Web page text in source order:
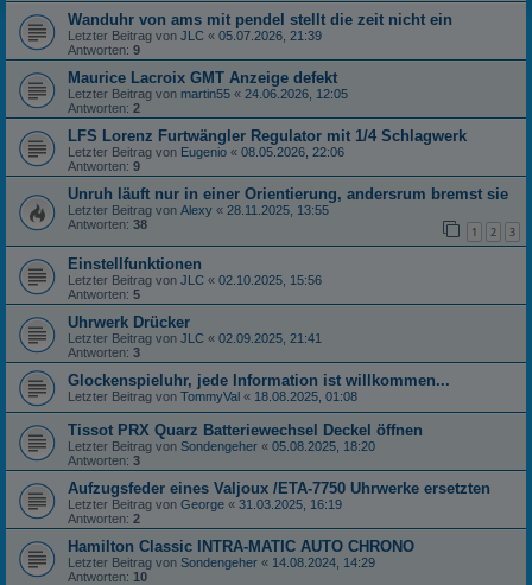
Wanduhr von ams mit pendel stellt die zeit nicht ein
Letzter Beitrag von JLC « 05.07.2026, 21:39
Antworten: 9
Maurice Lacroix GMT Anzeige defekt
Letzter Beitrag von martin55 « 24.06.2026, 12:05
Antworten: 2
LFS Lorenz Furtwängler Regulator mit 1/4 Schlagwerk
Letzter Beitrag von Eugenio « 08.05.2026, 22:06
Antworten: 9
Unruh läuft nur in einer Orientierung, andersrum bremst sie
Letzter Beitrag von Alexy « 28.11.2025, 13:55
Antworten: 38 1 2 3
Einstellfunktionen
Letzter Beitrag von JLC « 02.10.2025, 15:56
Antworten: 5
Uhrwerk Drücker
Letzter Beitrag von JLC « 02.09.2025, 21:41
Antworten: 3
Glockenspieluhr, jede Information ist willkommen...
Letzter Beitrag von TommyVal « 18.08.2025, 01:08
Tissot PRX Quarz Batteriewechsel Deckel öffnen
Letzter Beitrag von Sondengeher « 05.08.2025, 18:20
Antworten: 3
Aufzugsfeder eines Valjoux /ETA-7750 Uhrwerke ersetzten
Letzter Beitrag von George « 31.03.2025, 16:19
Antworten: 2
Hamilton Classic INTRA-MATIC AUTO CHRONO
Letzter Beitrag von Sondengeher « 14.08.2024, 14:29
Antworten: 10